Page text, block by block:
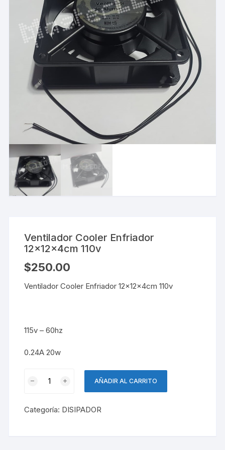
Ventilador Cooler Enfriador
12x12x4cm 110v
$250.00
Ventilador Cooler Enfriador 12x12x4cm 110v
115v – 60hz
0.24A 20w
12x12x4cm
AÑADIR AL CARRITO
Categoría: DISIPADOR